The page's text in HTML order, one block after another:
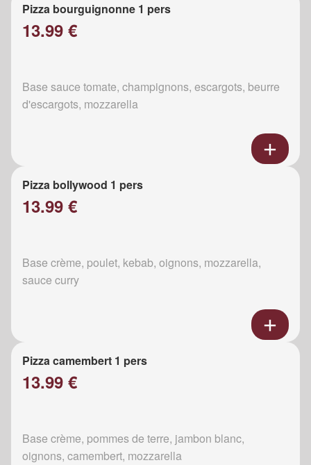
Pizza bourguignonne 1 pers
13.99 €
Base sauce tomate, champignons, escargots, beurre
d'escargots, mozzarella
Pizza bollywood 1 pers
13.99 €
Base crème, poulet, kebab, oignons, mozzarella,
sauce curry
Pizza camembert 1 pers
13.99 €
Base crème, pommes de terre, jambon blanc,
oignons, camembert, mozzarella